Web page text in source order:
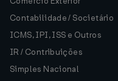
Contabilidade / Societário
ICMS, IPI, ISS e Outros
IR / Contribuições
Simples Nacional